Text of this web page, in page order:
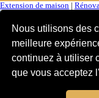
Nous utilisons des
meilleure
continuez à utiliser
que vous acceptez
Extension de maison